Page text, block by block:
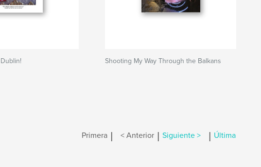
Shooting My Way Through the Balkans
Primera | < Anterior | Siguiente > | Última